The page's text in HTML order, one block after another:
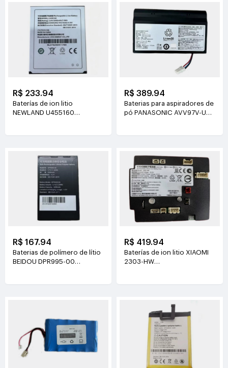
R$ 233.94
Baterías de ion litio
NEWLAND U455160
R$ 389.94
Baterias para aspiradores de
pó PANASONIC AVV97V-U3
R$ 167.94
Baterias de polímero de lítio
BEIDOU DPR995-00
R$ 419.94
Baterías de ion litio XIAOMI
2303-HW